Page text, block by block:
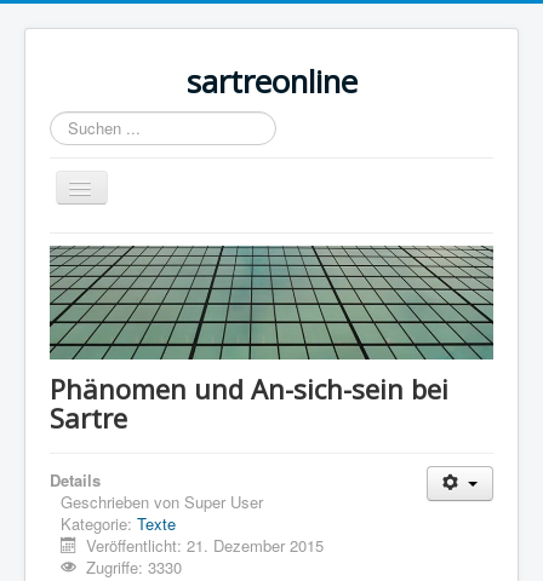
sartreonline
Suchen
...
Navigation
an/aus
Home
Texte
Videos
Lexika
Kontakt
Impressum
Phänomen und An-sich-sein bei
Sartre
Details
Geschrieben von Super User
Kategorie: Texte
Veröffentlicht: 21. Dezember 2015
Zugriffe: 3330